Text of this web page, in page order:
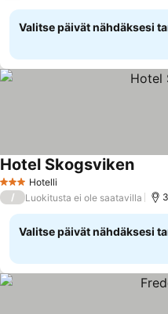
Valitse päivät nähdäksesi
3 Tähtiluokitus
Hotelli
Hotel Skogsviken
/ Luokitusta ei ole saatavilla
Valitse päivät nähdäksesi